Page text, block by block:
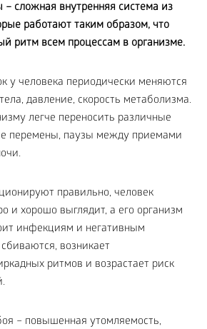
– сложная внутренняя система из
работают таким образом, что
ритм всем процессам в организме.
у человека периодически меняются
давление, скорость метаболизма.
легче переносить различные
перемены, паузы между приемами
правильно, человек
и хорошо выглядит, а его организм
инфекциям и негативным
возникает
ритмов и возрастает риск
– повышенная утомляемость,